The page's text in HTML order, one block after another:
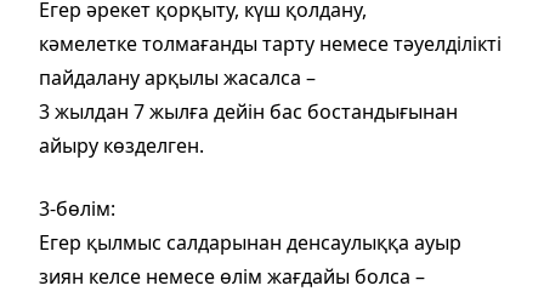
Егер әрекет қорқыту, күш қолдану,
кәмелетке толмағанды тарту немесе тәуелділікті
пайдалану арқылы жасалса –
3 жылдан 7 жылға дейін бас бостандығынан
айыру көзделген.
3-бөлім:
Егер қылмыс салдарынан денсаулыққа ауыр
зиян келсе немесе өлім жағдайы болса –